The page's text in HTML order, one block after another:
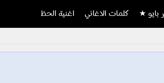
بايو ★ كلمات الاغاني اغنية الحظ